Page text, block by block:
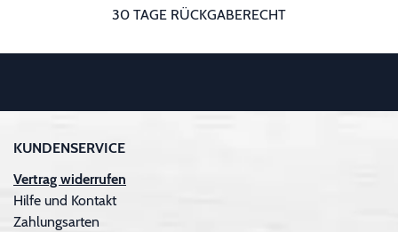
30 TAGE RÜCKGABERECHT
KUNDENSERVICE
Vertrag widerrufen
Hilfe und Kontakt
Zahlungsarten